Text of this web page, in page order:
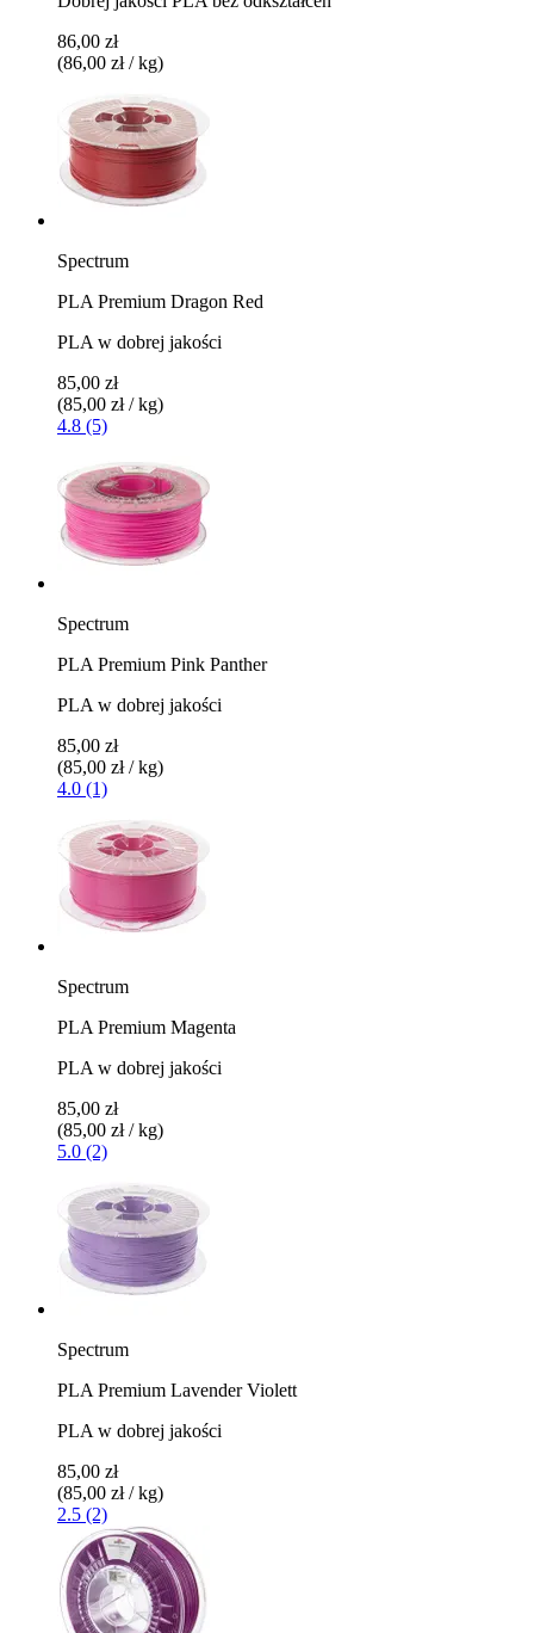
86,00 zł
(86,00 zł / kg)
Spectrum
PLA Premium Dragon Red
PLA w dobrej jakości
85,00 zł
(85,00 zł / kg)
4.8 (5)
Spectrum
PLA Premium Pink Panther
PLA w dobrej jakości
85,00 zł
(85,00 zł / kg)
4.0 (1)
Spectrum
PLA Premium Magenta
PLA w dobrej jakości
85,00 zł
(85,00 zł / kg)
5.0 (2)
Spectrum
PLA Premium Lavender Violett
PLA w dobrej jakości
85,00 zł
(85,00 zł / kg)
2.5 (2)